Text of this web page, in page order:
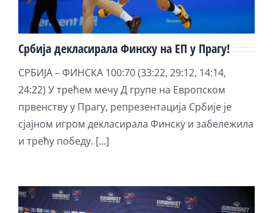
Србија декласирала Финску на ЕП у Прагу!
СРБИЈА – ФИНСКА 100:70 (33:22, 29:12, 14:14,
24:22) У трећем мечу Д групе на Европском
првенству у Прагу, репрезентација Србије је
сјајном игром декласирала Финску и забележила
и трећу победу. [...]